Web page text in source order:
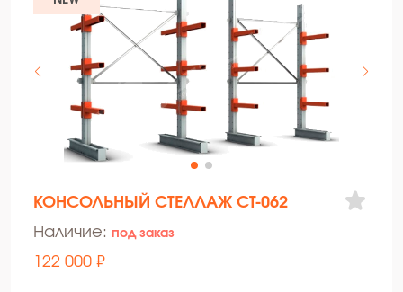
КОНСОЛЬНЫЙ СТЕЛЛАЖ СТ-062
Наличие: под заказ
122 000 ₽